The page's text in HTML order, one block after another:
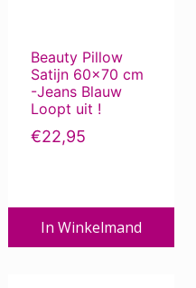
Beauty Pillow
Satijn 60×70 cm
-Jeans Blauw
Loopt uit !
€22,95
In Winkelmand